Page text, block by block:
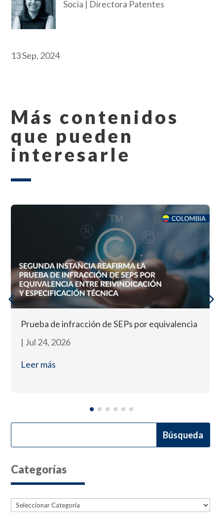
Socia | Directora Patentes
13 Sep, 2024
Más contenidos
que pueden
interesarle
Prueba de infracción de SEPs por equivalencia
| Jul 24, 2026
Leer más
Categorías
Categorías